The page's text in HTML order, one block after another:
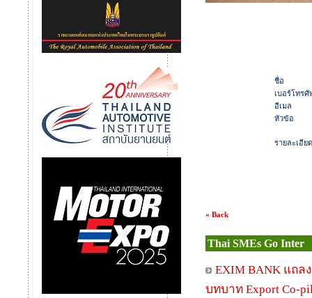
ชื่อ
เบอร์โทรศั
อีเมล
หัวข้อ
รายละเอียด
« Back
Thai SMEs Go Inter
EXIM BANK แถล
บทบาท Export Co-